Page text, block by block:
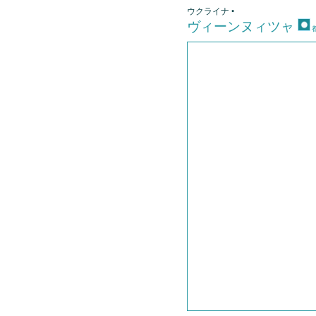
ウクライナ •
ヴィーンヌィツャ